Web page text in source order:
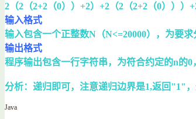
2（2（2+2（0））+2）+2（2（2+2（0）））
输入格式
输入包含一个正整数N（N<=20000），为要求
输出格式
程序输出包含一行字符串，为符合约定的n的0
分析：递归即可，注意递归边界是1,返回"1"
Java